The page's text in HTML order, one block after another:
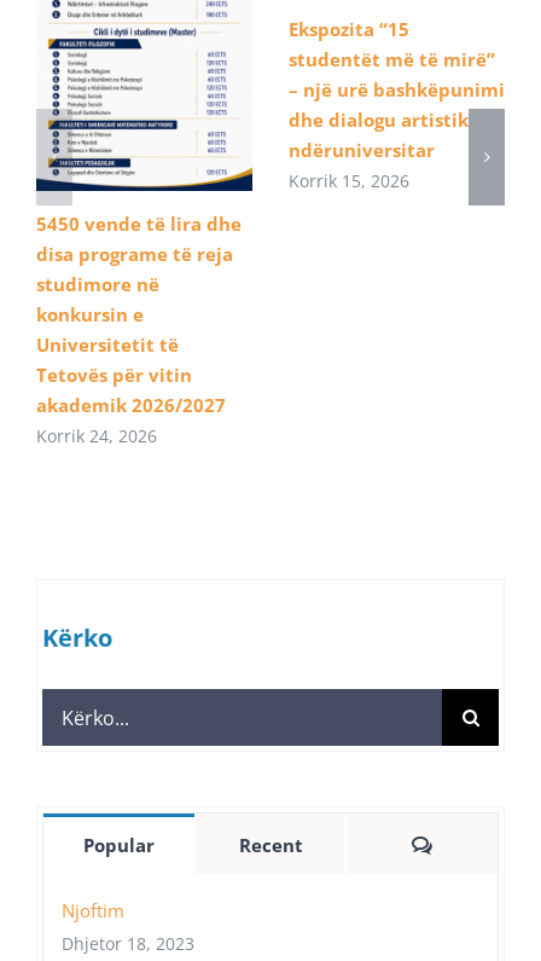
5450 vende të lira dhe
disa programe të reja
studimore në
konkursin e
Universitetit të
Tetovës për vitin
akademik 2026/2027
Korrik 24, 2026
Ekspozita “15
studentët më të mirë”
– një urë bashkëpunimi
dhe dialogu artistik
ndëruniversitar
Korrik 15, 2026
Kërko
Search
for:
Popular Recent Comments
Njoftim
Dhjetor 18, 2023